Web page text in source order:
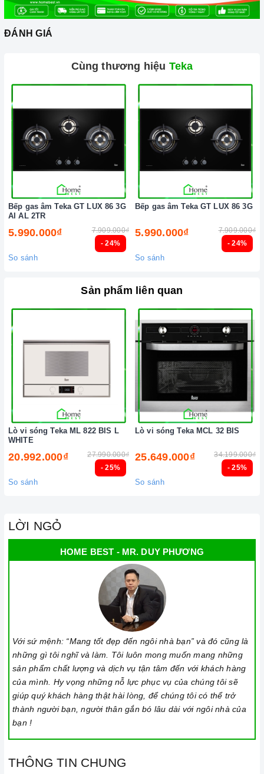
bận rộn đối với những người nội trợ vừa phải làm nhiều
công việc lại còn chăm sóc cho bữa ăn của gia đình
Ảnh minh họa
ĐÁNH GIÁ
Cùng thương hiệu Teka
- 24%
Bếp gas âm Teka GT LUX 86 3G
AI AL 2TR
5.990.000₫ 7.909.000₫
So sánh
- 24%
Bếp gas âm Teka GT LUX 86 3G
5.990.000₫ 7.909.000₫
So sánh
Sản phẩm liên quan
- 25%
Lò vi sóng Teka ML 822 BIS L
WHITE
20.992.000₫ 27.990.000₫
So sánh
- 25%
Lò vi sóng Teka MCL 32 BIS
25.649.000₫ 34.199.000₫
So sánh
LỜI NGỎ
HOME BEST - MR. DUY PHƯƠNG
Với sứ mệnh: “Mang tốt đẹp đến ngôi nhà bạn” và đó cũng là
những gì tôi nghĩ và làm. Tôi luôn mong muốn mang những
sản phẩm chất lượng và dịch vụ tận tâm đến với khách hàng
của mình. Hy vọng những nỗ lực phục vụ của chúng tôi sẽ
giúp quý khách hàng thật hài lòng, để chúng tôi có thể trở
thành người bạn, người thân gắn bó lâu dài với ngôi nhà của
bạn !
THÔNG TIN CHUNG